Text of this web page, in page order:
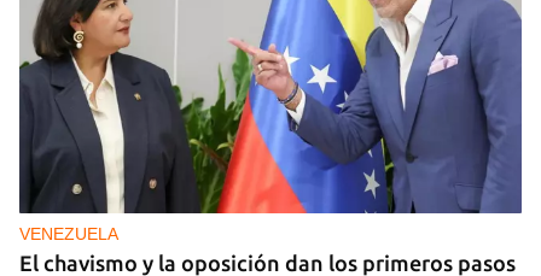
VENEZUELA
El chavismo y la oposición dan los primeros pasos